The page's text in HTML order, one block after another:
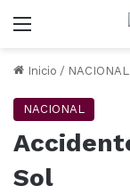
Menu
Inicio / NACIONAL
NACIONAL
Sol